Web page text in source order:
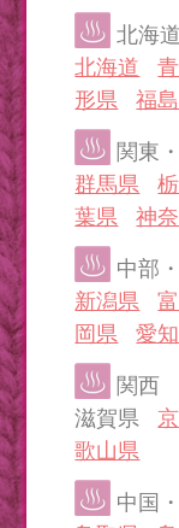
北海
北海道
形県
福
関東
群馬県
葉県
神
中部
新潟県
岡県
愛
関西
滋賀県
歌山県
中国